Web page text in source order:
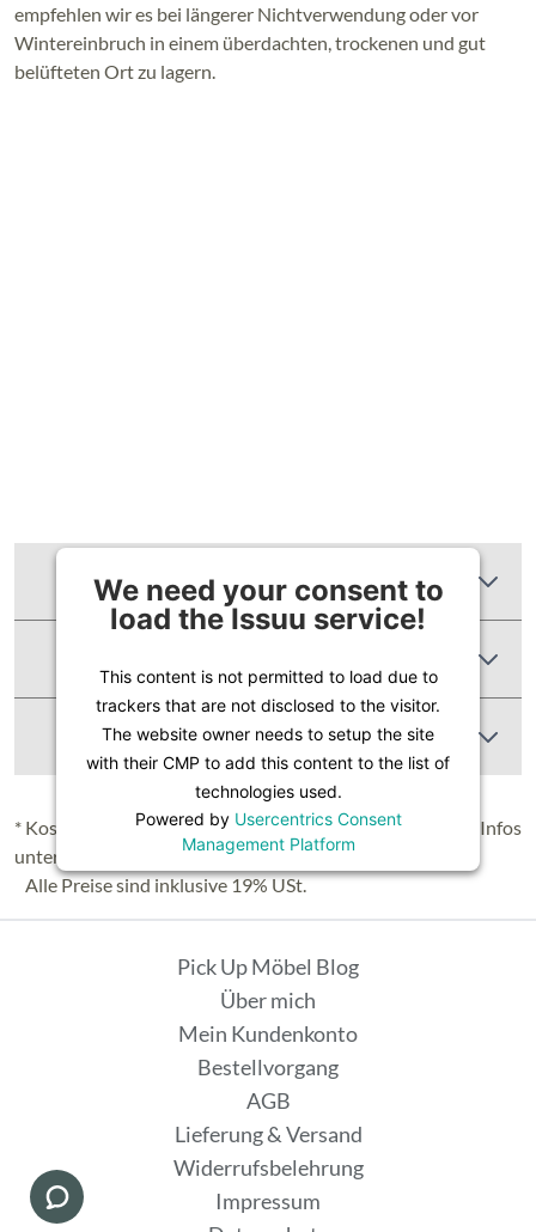
empfehlen wir es bei längerer Nichtverwendung oder vor
Wintereinbruch in einem überdachten, trockenen und gut
belüfteten Ort zu lagern.
We need your consent to
load the Issuu service!
This content is not permitted to load due to
trackers that are not disclosed to the visitor.
The website owner needs to setup the site
with their CMP to add this content to the list of
technologies used.
Powered by Usercentrics Consent
Management Platform
Zusätzliche Informationen
Abbildung Ähnlich
* Kostenloser Versand in Deutschland (Festland), nähere Infos
unter
Lieferung & Versand.
Alle Preise sind inklusive 19% USt.
Pick Up Möbel Blog
Über mich
Mein Kundenkonto
Bestellvorgang
AGB
Lieferung & Versand
Widerrufsbelehrung
Impressum